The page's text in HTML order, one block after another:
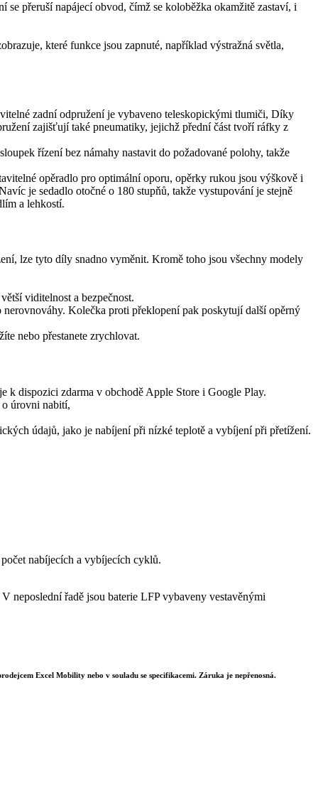
přeruší napájecí obvod, čímž se koloběžka okamžitě zastaví, i
které funkce jsou zapnuté, například výstražná světla,
zadní odpružení je vybaveno teleskopickými tlumiči, Díky
zajišťují také pneumatiky, jejichž přední část tvoří ráfky z
řízení bez námahy nastavit do požadované polohy, takže
opěradlo pro optimální oporu, opěrky rukou jsou výškově i
je sedadlo otočné o 180 stupňů, takže vystupování je stejně
a lehkostí.
lze tyto díly snadno vyměnit. Kromě toho jsou všechny modely
viditelnost a bezpečnost.
Kolečka proti překlopení pak poskytují další opěrný
nebo přestanete zrychlovat.
dispozici zdarma v obchodě Apple Store i Google Play.
úrovni nabití,
údajů, jako je nabíjení při nízké teplotě a vybíjení při přetížení.
nabíjecích a vybíjecích cyklů.
neposlední řadě jsou baterie LFP vybaveny vestavěnými
Excel Mobility nebo v souladu se specifikacemi. Záruka je nepřenosná.